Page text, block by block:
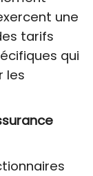
une
tarifs
qui
les